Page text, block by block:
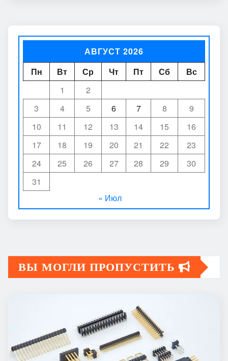
АВГУСТ 2026
Вт Ср
1
2
3
4 5 6 7 8
9
10
11 12 13 14 15
16
17
18 19 20 21 22
23
24
« Июл
ВЫ МОГЛИ ПРОПУСТИТЬ